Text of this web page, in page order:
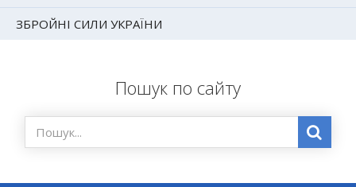
ЗБРОЙНІ СИЛИ УКРАЇНИ
Пошук по сайту